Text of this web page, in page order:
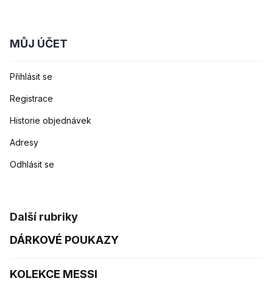
MŮJ ÚČET
Přihlásit se
Registrace
Historie objednávek
Adresy
Odhlásit se
Další rubriky
DÁRKOVÉ POUKAZY
KOLEKCE MESSI